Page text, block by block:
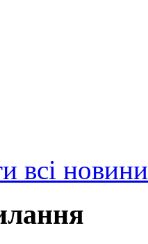
всі новини